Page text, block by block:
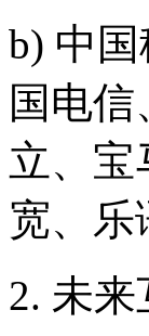
b) 中
国电
立、宝
宽、乐
2. 未